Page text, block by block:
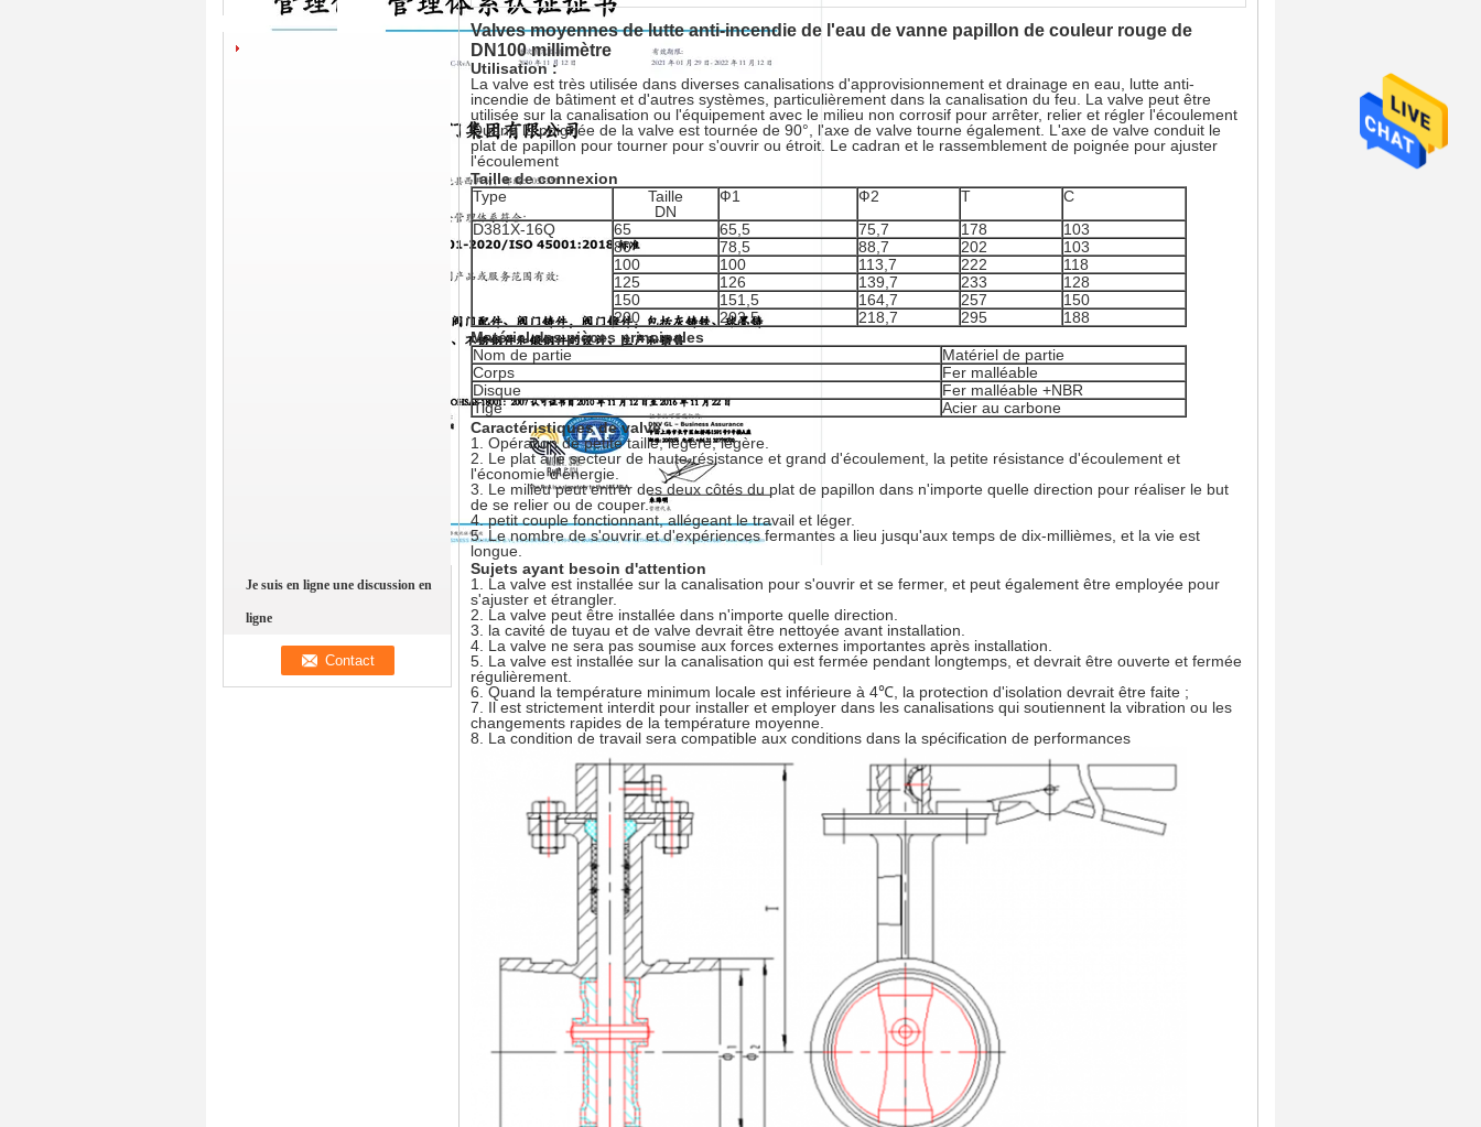
Je suis en ligne une discussion en
ligne
Valves moyennes de lutte anti-incendie de l'eau de vanne papillon de couleur rouge de
DN100 millimètre
Utilisation :
La valve est très utilisée dans diverses canalisations d'approvisionnement et drainage en eau, lutte anti-
incendie de bâtiment et d'autres systèmes, particulièrement dans la canalisation du feu. La valve peut être
utilisée sur la canalisation ou l'équipement avec le milieu non corrosif pour arrêter, relier et régler l'écoulement
Quand la poignée de la valve est tournée de 90°, l'axe de valve tourne également. L'axe de valve conduit le
plat de papillon pour tourner pour s'ouvrir ou étroit. Le cadran et le rassemblement de poignée pour ajuster
l'écoulement
Taille de connexion
Type
Taille
DN
Ф1 Ф2 T
C
D381X-16Q
65 65,5 75,7 178
103
80
78,5 88,7 202
103
100
100 113,7 222
118
125
126 139,7 233
128
150
151,5 164,7 257
150
200
202,5 218,7 295
188
Matériel des pièces principales
Nom de partie
Matériel de partie
Corps
Fer malléable
Disque
Fer malléable +NBR
Tige
Acier au carbone
Caractéristiques de valve
1. Opération de petite taille, légère, légère.
2. Le plat a le secteur de haute résistance et grand d'écoulement, la petite résistance d'écoulement et
l'économie d'énergie.
3. Le milieu peut entrer des deux côtés du plat de papillon dans n'importe quelle direction pour réaliser le but
de se relier ou de couper.
4. petit couple fonctionnant, allégeant le travail et léger.
5. Le nombre de s'ouvrir et d'expériences fermantes a lieu jusqu'aux temps de dix-millièmes, et la vie est
longue.
Sujets ayant besoin d'attention
1. La valve est installée sur la canalisation pour s'ouvrir et se fermer, et peut également être employée pour
s'ajuster et étrangler.
2. La valve peut être installée dans n'importe quelle direction.
3. la cavité de tuyau et de valve devrait être nettoyée avant installation.
4. La valve ne sera pas soumise aux forces externes importantes après installation.
5. La valve est installée sur la canalisation qui est fermée pendant longtemps, et devrait être ouverte et fermée
régulièrement.
6. Quand la température minimum locale est inférieure à 4℃, la protection d'isolation devrait être faite ;
7. Il est strictement interdit pour installer et employer dans les canalisations qui soutiennent la vibration ou les
changements rapides de la température moyenne.
8. La condition de travail sera compatible aux conditions dans la spécification de performances